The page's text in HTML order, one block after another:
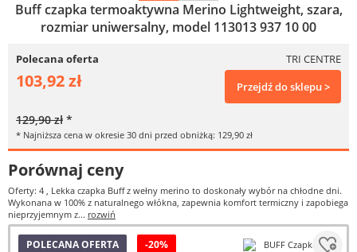
Buff czapka termoaktywna Merino Lightweight, szara,
rozmiar uniwersalny, model 113013 937 10 00
Polecana oferta TRI CENTRE
103,92 zł Przejdź do sklepu >
129,90 zł *
* Najniższa cena w okresie 30 dni przed obniżką: 129,90 zł
Porównaj ceny
Oferty: 4 , Lekka czapka Buff z wełny merino to doskonały wybór na chłodne dni.
Wykonana w 100% z naturalnego włókna, zapewnia komfort termiczny i zapobiega
nieprzyjemnym z... rozwiń
POLECANA OFERTA -20%